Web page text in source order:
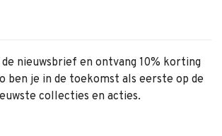
nieuwsbrief en ontvang 10% korting
ben je in de toekomst als eerste op de
collecties en acties.